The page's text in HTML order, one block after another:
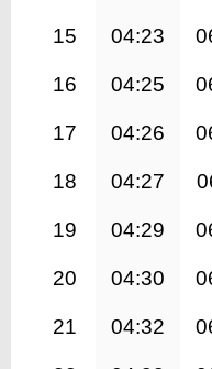
15 04:23
16 04:25
17 04:26
18 04:27
19 04:29
20 04:30
21 04:32